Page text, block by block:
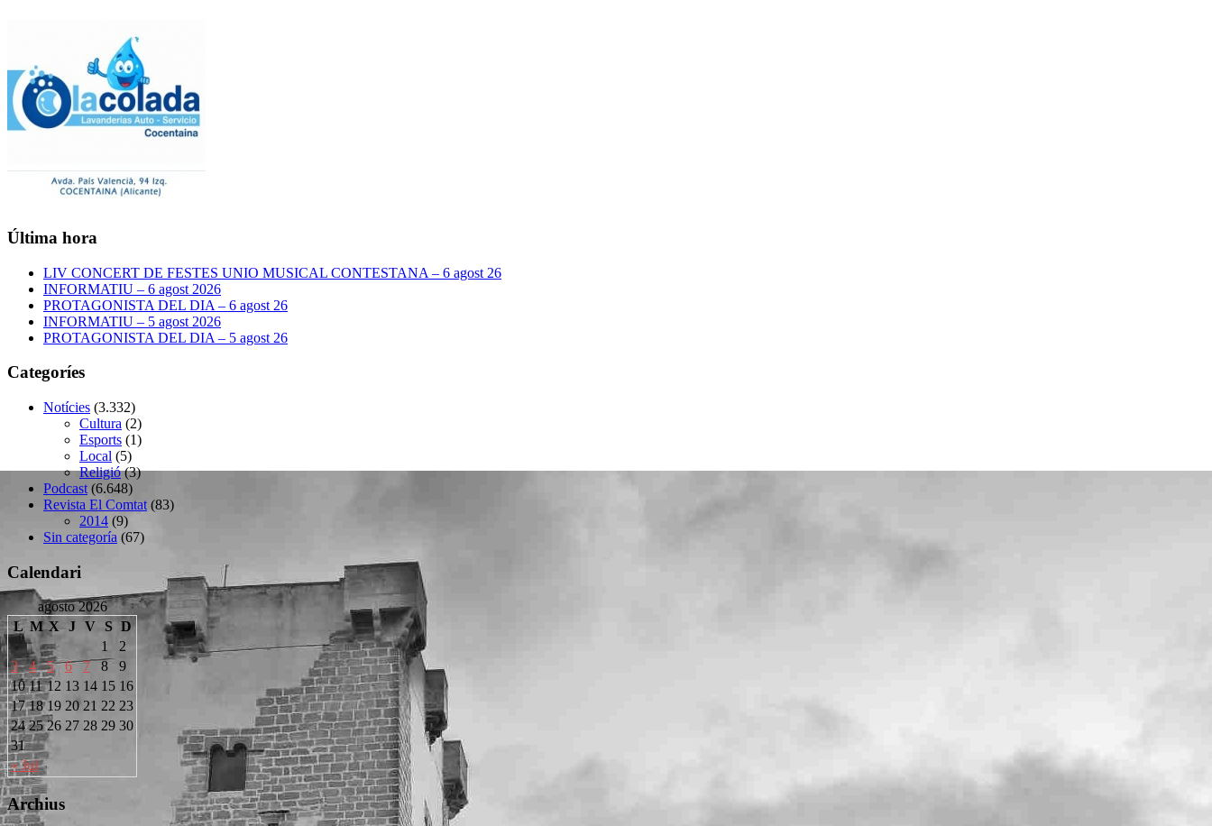
Última hora
LIV CONCERT DE FESTES UNIO MUSICAL CONTESTANA – 6 agost 26
INFORMATIU – 6 agost 2026
PROTAGONISTA DEL DIA – 6 agost 26
INFORMATIU – 5 agost 2026
PROTAGONISTA DEL DIA – 5 agost 26
Categoríes
Notícies (3.332)
Cultura (2)
Esports (1)
Local (5)
Religió(3)
Podcast (6.648)
Revista El Comtat (83)
2014 (9)
Sin categoría (67)
Calendari
agosto 2026
L M X J V S D
« Jul
1
2
3
4 5 6 7 8
9
10 11 12 13 14 15 16
17 18 19 20 21 22 23
24 25 26 27 28 29 30
31
Archius